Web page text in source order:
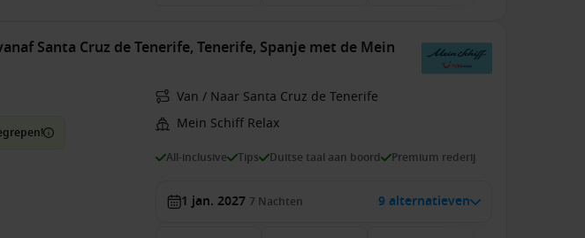
Santa Cruz de Tenerife, Tenerife, Spanje met de Mein
Van / Naar Santa Cruz de Tenerife
Mein Schiff Relax
All-inclusive Tips Duitse taal aan boord Premium rederij
1 jan. 2027 7 Nachten 9 alternatieven